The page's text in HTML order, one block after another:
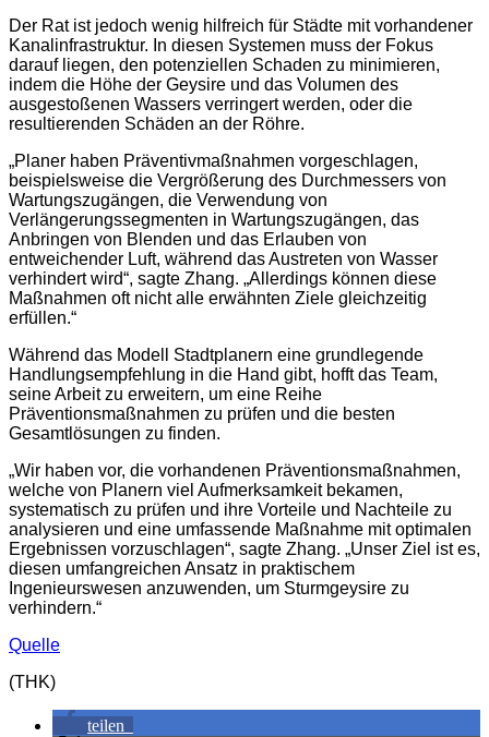
Der Rat ist jedoch wenig hilfreich für Städte mit vorhandener
Kanalinfrastruktur. In diesen Systemen muss der Fokus
darauf liegen, den potenziellen Schaden zu minimieren,
indem die Höhe der Geysire und das Volumen des
ausgestoßenen Wassers verringert werden, oder die
resultierenden Schäden an der Röhre.
„Planer haben Präventivmaßnahmen vorgeschlagen,
beispielsweise die Vergrößerung des Durchmessers von
Wartungszugängen, die Verwendung von
Verlängerungssegmenten in Wartungszugängen, das
Anbringen von Blenden und das Erlauben von
entweichender Luft, während das Austreten von Wasser
verhindert wird“, sagte Zhang. „Allerdings können diese
Maßnahmen oft nicht alle erwähnten Ziele gleichzeitig
erfüllen.“
Während das Modell Stadtplanern eine grundlegende
Handlungsempfehlung in die Hand gibt, hofft das Team,
seine Arbeit zu erweitern, um eine Reihe
Präventionsmaßnahmen zu prüfen und die besten
Gesamtlösungen zu finden.
„Wir haben vor, die vorhandenen Präventionsmaßnahmen,
welche von Planern viel Aufmerksamkeit bekamen,
systematisch zu prüfen und ihre Vorteile und Nachteile zu
analysieren und eine umfassende Maßnahme mit optimalen
Ergebnissen vorzuschlagen“, sagte Zhang. „Unser Ziel ist es,
diesen umfangreichen Ansatz in praktischem
Ingenieurswesen anzuwenden, um Sturmgeysire zu
verhindern.“
Quelle
(THK)
teilen